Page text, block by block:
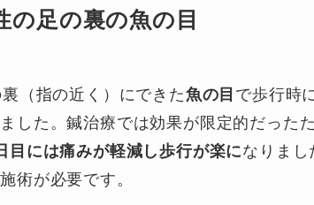
の足の裏の魚の目
（指の近く）にできた魚の目 で歩行時
した。鍼治療では効果が限定的だった
目には痛みが軽減し歩行が楽になりまし
術が必要です。